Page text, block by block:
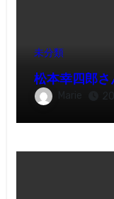
未分類
松本幸四郎
Marie